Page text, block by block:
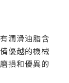
潤滑油脂含
優越的機械
損和優異的